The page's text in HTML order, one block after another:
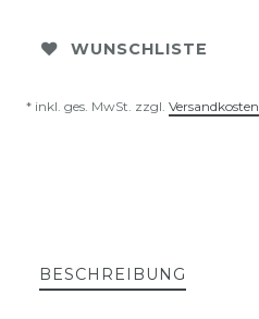
WUNSCHLISTE
* inkl. ges. MwSt. zzgl. Versandkosten
BESCHREIBUNG